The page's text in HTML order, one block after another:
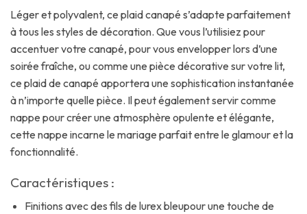
Léger et polyvalent, ce plaid canapé s’adapte parfaitement
à tous les styles de décoration. Que vous l’utilisiez pour
accentuer votre canapé, pour vous envelopper lors d’une
soirée fraîche, ou comme une pièce décorative sur votre lit,
ce plaid de canapé apportera une sophistication instantanée
à n’importe quelle pièce. Il peut également servir comme
nappe pour créer une atmosphère opulente et élégante,
cette nappe incarne le mariage parfait entre le glamour et la
fonctionnalité.
Caractéristiques :
Finitions avec des fils de lurex bleupour une touche de